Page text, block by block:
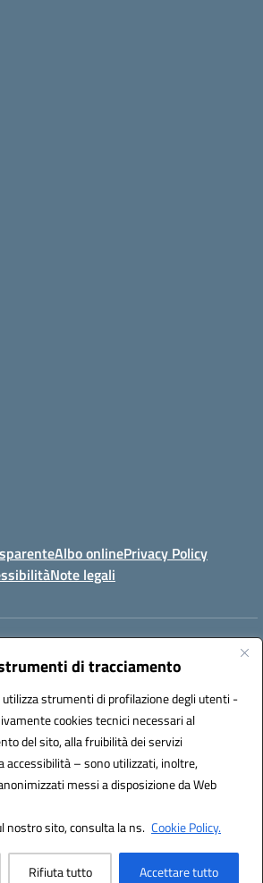
di tracciamento
strumenti di profilazione degli utenti -
cookies tecnici necessari al
del sito, alla fruibilità dei servizi
accessibilità – sono utilizzati, inoltre,
messi a disposizione da Web
nostro sito, consulta la ns. Cookie Policy.
Rifiuta tutto Accettare tutto
Albo onlinePrivacy Policy
Note legali
Email:leic81300l@istruzione.it
LEIC81300L
(CUF): UF1W44
Powered by 3D Solution S.r.l.
& Design by Designers Italia